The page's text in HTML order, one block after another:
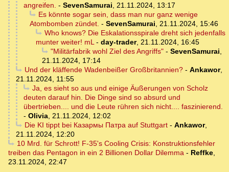
angreifen. - SevenSamurai, 21.11.2024, 13:17
Es könnte sogar sein, dass man nur ganz wenige
Atombomben zündet. - SevenSamurai, 21.11.2024, 15:46
Who knows? Die Eskalationsspirale dreht sich jedenfalls
munter weiter! mL- day-trader, 21.11.2024, 16:45
"Militärfabrik wohl Ziel des Angriffs"- SevenSamurai,
21.11.2024, 17:14
Und der kläffende Wadenbeißer Großbritannien?- Ankawor,
21.11.2024, 11:55
Ja, es sieht so aus und einige Äußerungen von Scholz
deuten darauf hin. Die Dinge sind so absurd und
übertrieben.... und die Leute rühren sich nicht.... faszinierend.
- Olivia, 21.11.2024, 12:02
Die KI tippt bei Казармы Патра auf Stuttgart- Ankawor,
21.11.2024, 12:20
10 Mrd. für Schrott! F-35's Cooling Crisis: Konstruktionsfehler
treiben das Pentagon in ein 2 Billionen Dollar Dilemma - Reffke,
23.11.2024, 22:47